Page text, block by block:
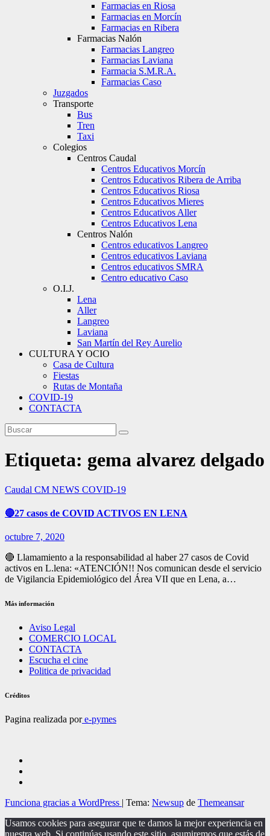
Farmacias en Riosa
Farmacias en Morcín
Farmacias en Ribera
Farmacias Nalón
Farmacias Langreo
Farmacias Laviana
Farmacia S.M.R.A.
Farmacias Caso
Juzgados
Transporte
Bus
Tren
Taxi
Colegios
Centros Caudal
Centros Educativos Morcín
Centros Educativos Ribera de Arriba
Centros Educativos Riosa
Centros Educativos Mieres
Centros Educativos Aller
Centros Educativos Lena
Centros Nalón
Centros educativos Langreo
Centros educativos Laviana
Centros educativos SMRA
Centro educativo Caso
O.I.J.
Lena
Aller
Langreo
Laviana
San Martín del Rey Aurelio
CULTURA Y OCIO
Casa de Cultura
Fiestas
Rutas de Montaña
COVID-19
CONTACTA
Etiqueta: gema alvarez delgado
Caudal CM NEWS COVID-19
🔴27 casos de COVID ACTIVOS EN LENA
octubre 7, 2020
🔴 Llamamiento a la responsabilidad al haber 27 casos de Covid
activos en L.lena: «ATENCIÓN!! Nos comunican desde el servicio
de Vigilancia Epidemiológico del Área VII que en Lena, a…
Más información
Aviso Legal
COMERCIO LOCAL
CONTACTA
Escucha el cine
Politica de privacidad
Créditos
Pagina realizada pore-pymes
Funciona gracias a WordPress | Tema: Newsup de Themeansar
Usamos cookies para asegurar que te damos la mejor experiencia en